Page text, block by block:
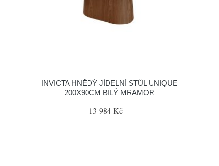
INVICTA HNĚDÝ JÍDELNÍ STŮL UNIQUE
200X90CM BÍLÝ MRAMOR
13 984 Kč